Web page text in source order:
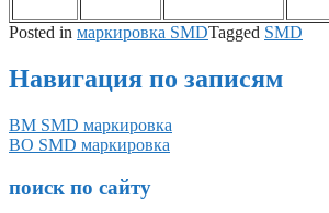
Posted in маркировка SMDTagged SMD
Навигация по записям
BM SMD маркировка
BO SMD маркировка
поиск по сайту